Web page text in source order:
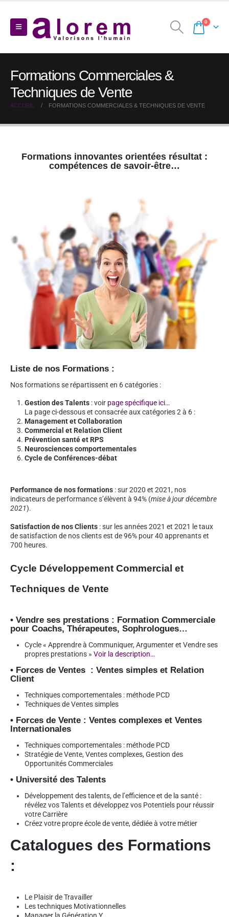
0
Formations Commerciales &
Techniques de Vente
ACCUEIL FORMATIONS COMMERCIALES & TECHNIQUES DE VENTE
Formations innovantes orientées résultat :
compétences de savoir-être…
Liste de nos Formations :
Nos formations se répartissent en 6 catégories :
Gestion des Talents : voir page spécifique ici…
La page ci-dessous et consacrée aux catégories 2 à 6 :
Management et Collaboration
Commercial et Relation Client
Prévention santé et RPS
Neurosciences comportementales
Cycle de Conférences-débat
Performance de nos formations : sur 2020 et 2021, nos
indicateurs de performance s’élèvent à 94% (mise à jour décembre
2021).
Satisfaction de nos Clients : sur les années 2021 et 2021 le taux
de satisfaction de nos clients est de 96% pour 40 apprenants et
700 heures.
Cycle Développement Commercial et
Techniques de Vente
• Vendre ses prestations : Formation Commerciale
pour Coachs, Thérapeutes, Sophrologues…
Cycle « Apprendre à Communiquer, Argumenter et Vendre ses
propres prestations » Voir la description…
• Forces de Ventes : Ventes simples et Relation
Client
Techniques comportementales : méthode PCD
Techniques de Ventes simples
• Forces de Vente : Ventes complexes et Ventes
Internationales
Techniques comportementales : méthode PCD
Stratégie de Vente, Ventes complexes, Gestion des
Opportunités Commerciales
• Université des Talents
Développement des talents, de l’efficience et de la santé :
révélez vos Talents et développez vos Potentiels pour réussir
votre Carrière
Créez votre propre école de vente, dédiée à votre métier
Catalogues des Formations
:
Le Plaisir de Travailler
Les techniques Motivationnelles